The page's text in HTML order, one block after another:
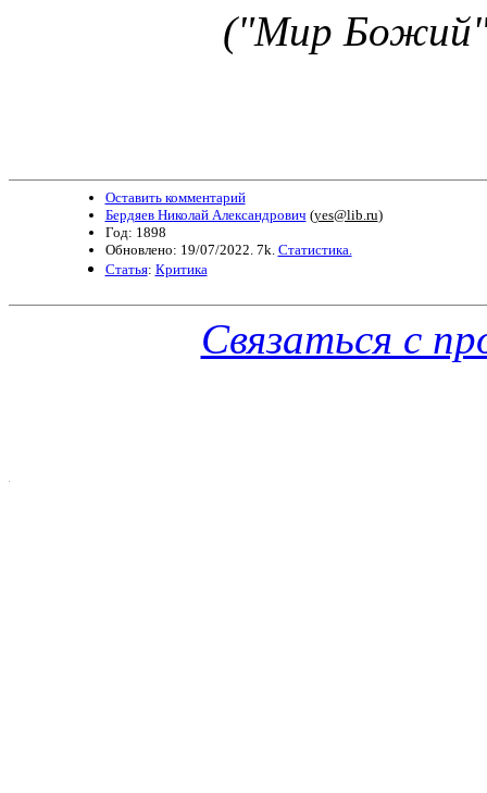
("Мир Божий",
Оставить комментарий
Бердяев Николай Александрович (yes@lib.ru)
Год: 1898
Обновлено: 19/07/2022. 7k. Статистика.
Статья: Критика
Связаться с